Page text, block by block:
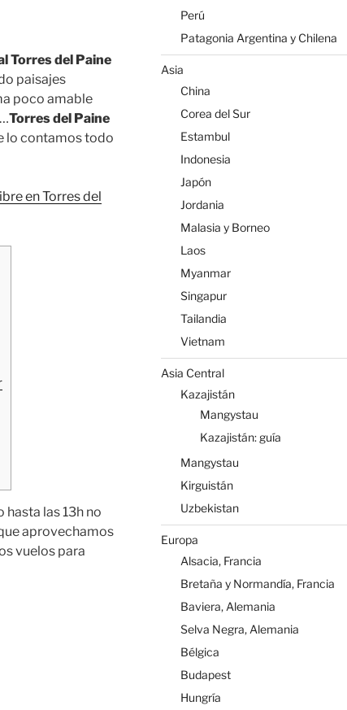
Torres del Paine
paisajes
poco amable
Torres del Paine
lo contamos todo
en Torres del
hasta las 13h no
aprovechamos
vuelos para
Perú
Patagonia Argentina y Chilena
Asia
China
Corea del Sur
Estambul
Indonesia
Japón
Jordania
Malasia y Borneo
Laos
Myanmar
Singapur
Tailandia
Vietnam
Asia Central
Kazajistán
Mangystau
Kazajistán: guía
Mangystau
Kirguistán
Uzbekistan
Europa
Alsacia, Francia
Bretaña y Normandía, Francia
Baviera, Alemania
Selva Negra, Alemania
Bélgica
Budapest
Hungría